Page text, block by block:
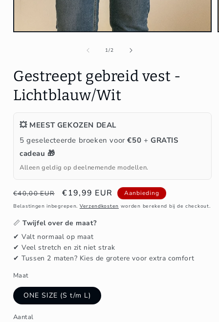
Media
1/van
2
Gestreept gebreid vest -
Lichtblauw/Wit
💥 MEEST GEKOZEN DEAL
5 geselecteerde broeken voor€50 +GRATIS
cadeau 🎁
Alleen geldig op deelnemende modellen.
Normale
prijs
€40,00 EUR Aanbiedingsprijs
€19,99 EUR Aanbieding
Belastingen inbegrepen. Verzendkosten worden berekend bij de checkout.
📏Twijfel over de maat?
✔ Valt normaal op maat
✔ Veel stretch en zit niet strak
✔ Tussen 2 maten? Kies de grotere voor extra comfort
Maat
ONE SIZE (S t/m L)
Aantal